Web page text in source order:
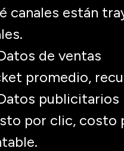
canales están
de ventas
promedio,
publicitarios
por clic, costo